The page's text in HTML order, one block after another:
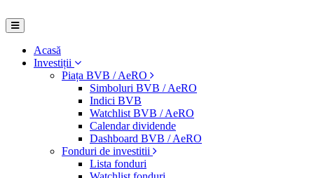
Acasă
Investiții
Piața BVB / AeRO
Simboluri BVB / AeRO
Indici BVB
Watchlist BVB / AeRO
Calendar dividende
Dashboard BVB / AeRO
Fonduri de investitii
Lista fonduri